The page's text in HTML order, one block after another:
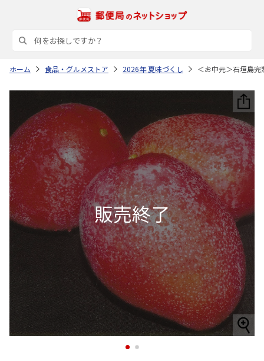
ホーム 食品・グルメストア 2026年 夏味づくし ＜お中元＞石垣島
1 2